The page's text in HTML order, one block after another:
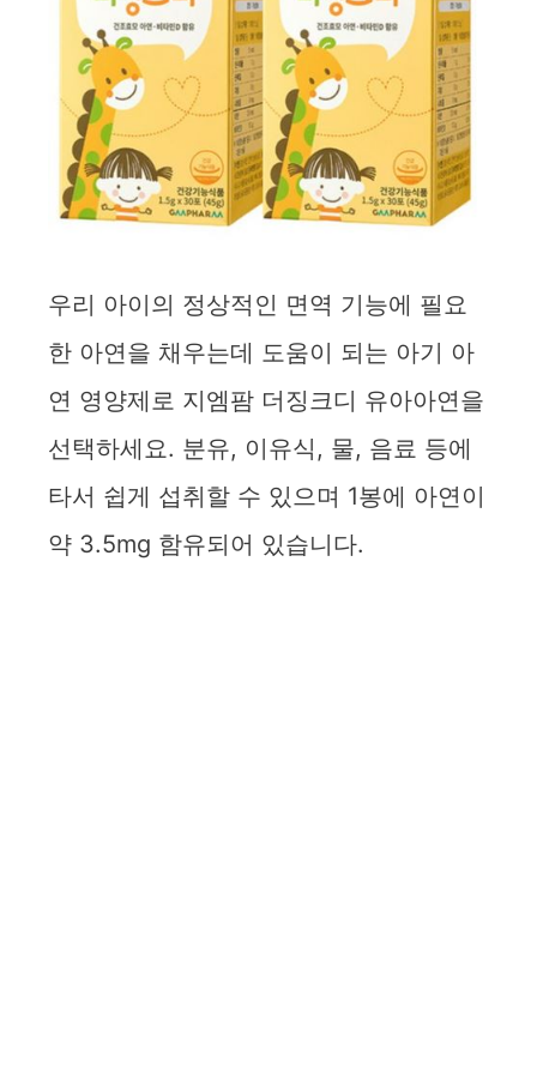
우리 아이의 정상적인 면역 기능에 필요
한 아연을 채우는데 도움이 되는 아기 아
연 영양제로 지엠팜 더징크디 유아아연을
선택하세요. 분유, 이유식, 물, 음료 등에
타서 쉽게 섭취할 수 있으며 1봉에 아연이
약 3.5mg 함유되어 있습니다.